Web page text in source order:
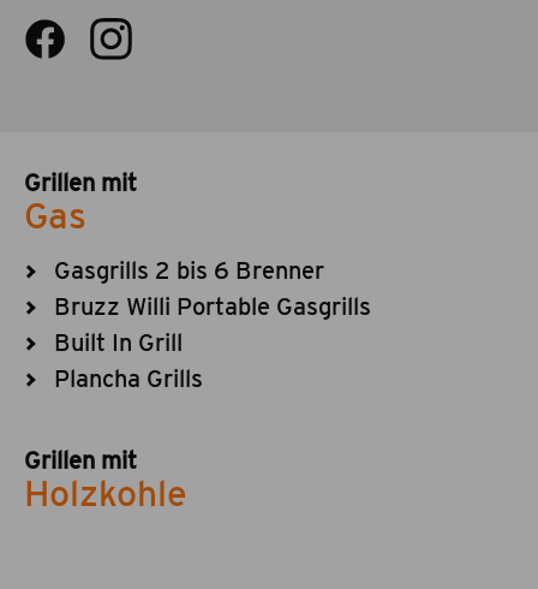
Grillen mit
Gas
Gasgrills 2 bis 6 Brenner
Bruzz Willi Portable Gasgrills
Built In Grill
Plancha Grills
Grillen mit
Holzkohle